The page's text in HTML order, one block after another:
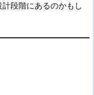
段階にあるのかもし